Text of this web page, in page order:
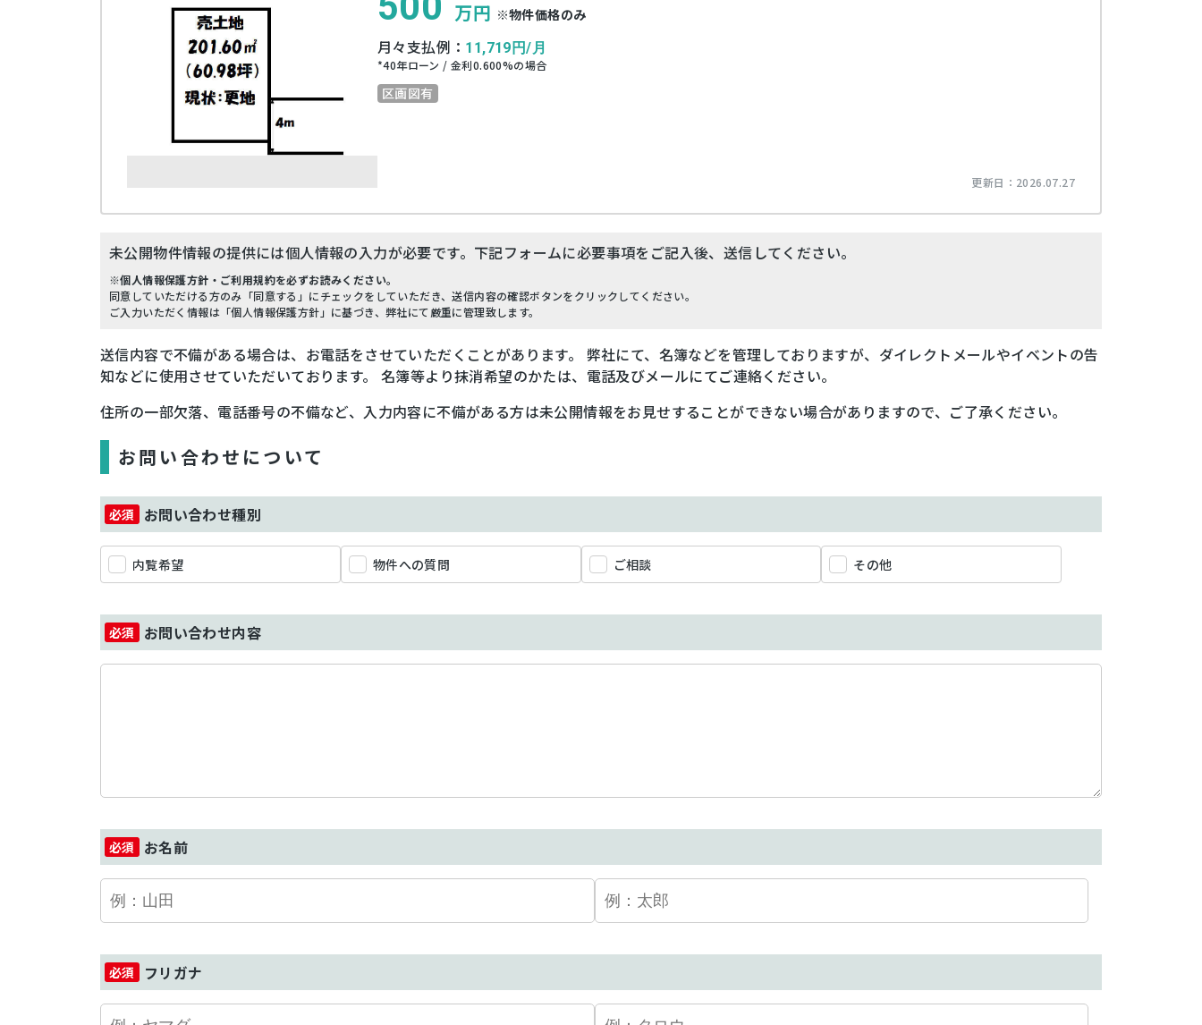
万円 ※物件価格のみ
月々支払例： 11,719 円/月
*40年ローン / 金利0.600%の場合
区画図有
更新日： 2026.07.27
未公開物件情報の提供には個人情報の入力が必要です。下記フォームに必要事項をご記入後、送信してください。
※個人情報保護方針・ご利用規約を必ずお読みください。
同意していただける方のみ「同意する」にチェックをしていただき、送信内容の確認ボタンをクリックしてください。
ご入力いただく情報は「個人情報保護方針」に基づき、弊社にて厳重に管理致します。
送信内容で不備がある場合は、お電話をさせていただくことがあります。 弊社にて、名簿などを管理しておりますが、ダイレクトメールやイベントの告
知などに使用させていただいております。 名簿等より抹消希望のかたは、電話及びメールにてご連絡ください。
住所の一部欠落、電話番号の不備など、入力内容に不備がある方は未公開情報をお見せすることができない場合がありますので、ご了承ください。
お問い合わせについて
お問い合わせ種別
内覧希望 物件への質問 ご相談 その他
お問い合わせ内容
お名前
フリガナ